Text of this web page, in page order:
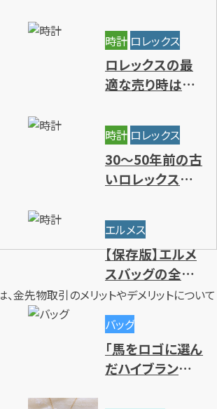
金先物取引のメリットやデメリットについて
い・今後の資産
価値を解説
時計 ロレックス
ロレックスの最
適な売り時はい
と高価買取時期
7選
時計 ロレックス
30～50年前の古
いロレックスに
代別の買取相場
や高価買取のコ
ツ
エルメス
【保存版】エルメ
スバッグの全種
類一覧｜人気・
廃盤モデル～レ
ディース・メンズ
まで一挙紹介
バッグ
「馬をロゴに選ん
だハイブランド」